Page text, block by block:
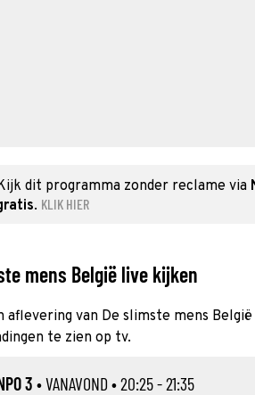
dit programma zonder reclame via
. KLIK HIER
mens België live kijken
aflevering van De slimste mens
te zien op tv.
3 •VANAVOND • 20:25 - 21:35